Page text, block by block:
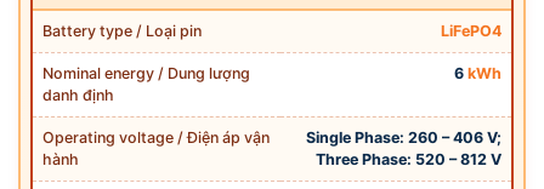
Battery type / Loại pin LiFePO4
Nominal energy / Dung lượng
danh định
6 kWh
Operating voltage / Điện áp vận
hành
Single Phase: 260 – 406 V;
Three Phase: 520 – 812 V